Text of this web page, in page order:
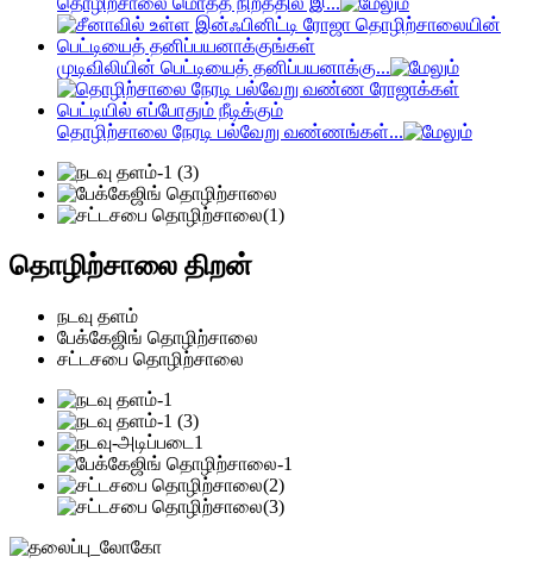
முடிவிலியின் பெட்டியைத் தனிப்பயனாக்கு...
தொழிற்சாலை நேரடி பல்வேறு வண்ணங்கள்...
தொழிற்சாலை திறன்
நடவு தளம்
பேக்கேஜிங் தொழிற்சாலை
சட்டசபை தொழிற்சாலை